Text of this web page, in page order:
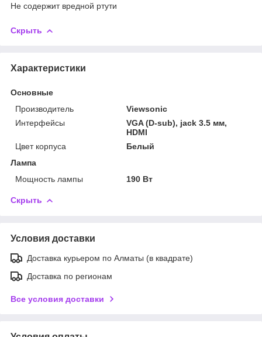
Не содержит вредной ртути
Скрыть
Характеристики
Основные
Производитель
Viewsonic
Интерфейсы
VGA (D-sub), jack 3.5 мм,
HDMI
Цвет корпуса
Белый
Лампа
Мощность лампы
190 Вт
Скрыть
Условия доставки
Доставка курьером по Алматы (в квадрате)
Доставка по регионам
Все условия доставки